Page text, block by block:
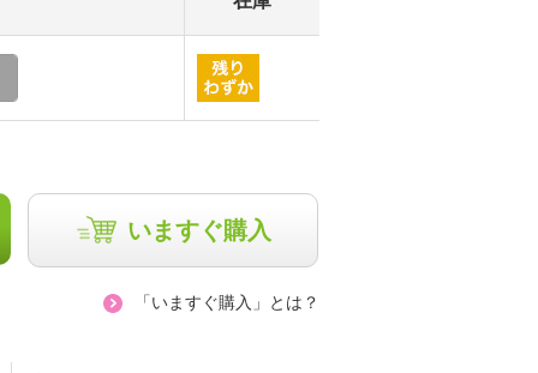
いますぐ購入
「いますぐ購入」とは？